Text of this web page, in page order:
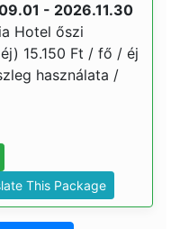
- 2026.11.30
Hotel őszi
15.150 Ft / fő / éj
használata /
This Package